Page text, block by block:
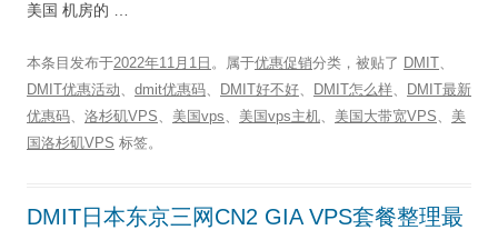
美国 机房的 …
本条目发布于2022年11月1日 。属于优惠促销分类，被贴了 DMIT、
DMIT优惠活动、 dmit优惠码、 DMIT好不好、 DMIT怎么样、
DMIT最新
优惠码、 洛杉矶VPS、 美国vps、 美国vps主机、 美国大带宽VPS、 美
国洛杉矶VPS 标签。
DMIT日本东京三网CN2 GIA VPS套餐整理最